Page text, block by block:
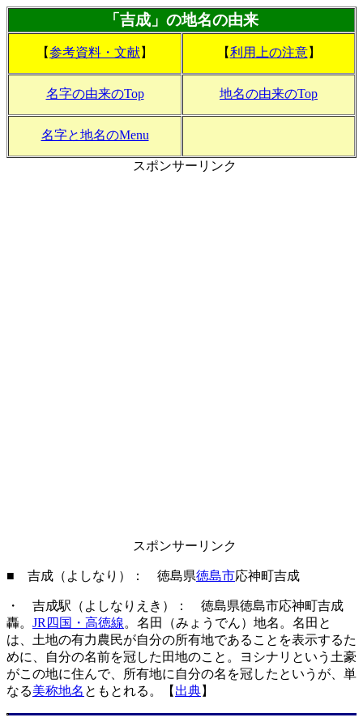
「吉成」の地名の由来
【参考資料・文献】 【利用上の注意】
名字の由来のTop 地名の由来のTop
名字と地名のMenu
スポンサーリンク
スポンサーリンク
■ 吉成（よしなり）： 徳島県徳島市応神町吉成
・ 吉成駅（よしなりえき）： 徳島県徳島市応神町吉成
轟。 JR四国・高徳線。名田（みょうでん）地名。名田と
は、土地の有力農民が自分の所有地であることを表示するた
めに、自分の名前を冠した田地のこと。ヨシナリという土豪
がこの地に住んで、所有地に自分の名を冠したというが、単
なる美称地名 ともとれる。【 出典】